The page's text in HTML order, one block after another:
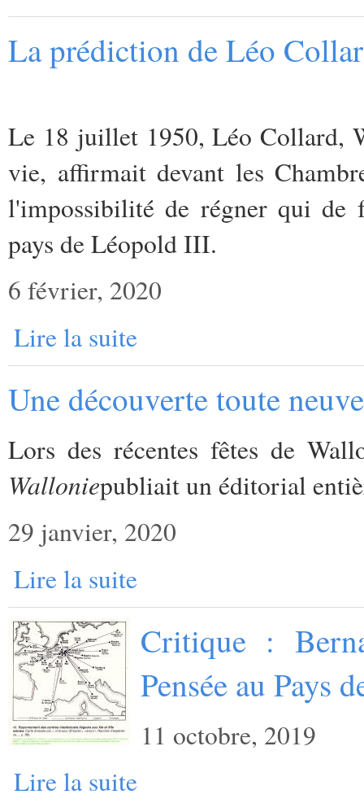
La prédiction de Léo
Le 18 juillet 1950, Léo Collard,
vie, affirmait devant les
l'impossibilité de régner qui de
pays de Léopold III.
6 février, 2020
Lire la suite
Une découverte toute
Lors des récentes fêtes de
Walloniepubliait un éditorial
29 janvier, 2020
Lire la suite
Critique :
Pensée au Pays
11 octobre, 2019
Lire la suite